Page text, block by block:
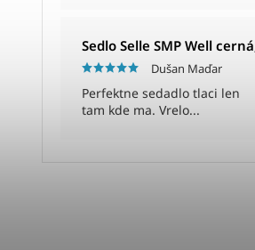
Dušan Maďar
Perfektne sedadlo tlaci len
tam kde ma. Vrelo...